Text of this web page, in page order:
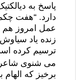
پاسخ به
دارد. “هفت
عمل امروز هم
زنده یاد
ترسیم کرده
می شنوی
برخیز که الهام